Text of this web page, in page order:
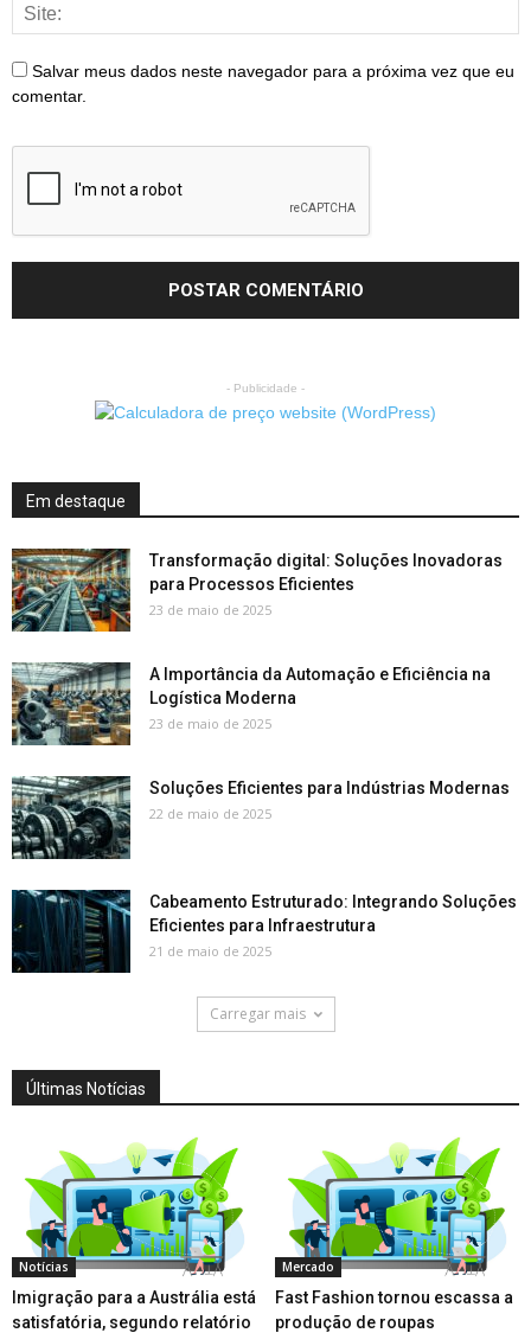
Salvar meus dados neste navegador para a próxima vez que eu
comentar.
- Publicidade -
Em destaque
Transformação digital: Soluções Inovadoras
para Processos Eficientes
23 de maio de 2025
A Importância da Automação e Eficiência na
Logística Moderna
23 de maio de 2025
Soluções Eficientes para Indústrias Modernas
22 de maio de 2025
Cabeamento Estruturado: Integrando Soluções
Eficientes para Infraestrutura
21 de maio de 2025
Carregar mais
Últimas Notícias
Notícias
Imigração para a Austrália está
satisfatória, segundo relatório
Mercado
Fast Fashion tornou escassa a
produção de roupas